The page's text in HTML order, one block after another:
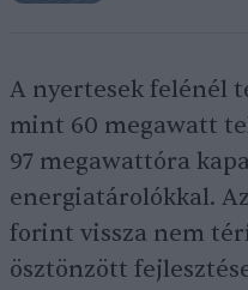
A nyertesek felénél
mint 60 megawatt
97 megawattóra
energiatárolókkal.
forint vissza nem
ösztönzött